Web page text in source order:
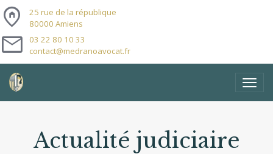
home_pin
25 rue de la république
80000 Amiens
mail
03 22 80 10 33
contact@medranoavocat.fr
Actualité judiciaire